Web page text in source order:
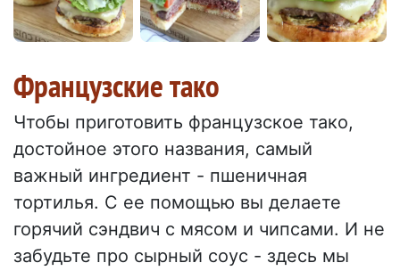
Французские тако
Чтобы приготовить французское тако,
достойное этого названия, самый
важный ингредиент - пшеничная
тортилья. С ее помощью вы делаете
горячий сэндвич с мясом и чипсами. И не
забудьте про сырный соус - здесь мы